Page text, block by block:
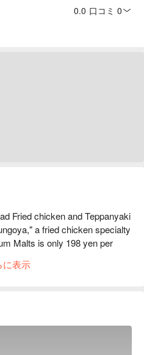
0.0 口コミ 0
Fried chicken and Teppanyaki
a fried chicken specialty
Malts is only 198 yen per
is a 5-minute walk from
and drinks are very
many glasses you drink,
に表示